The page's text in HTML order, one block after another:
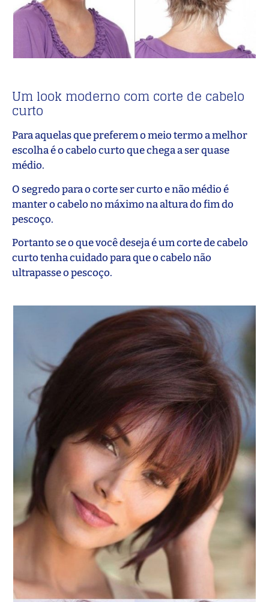
Um look moderno com corte de cabelo
curto
Para aquelas que preferem o meio termo a melhor
escolha é o cabelo curto que chega a ser quase
médio.
O segredo para o corte ser curto e não médio é
manter o cabelo no máximo na altura do fim do
pescoço.
Portanto se o que você deseja é um corte de cabelo
curto tenha cuidado para que o cabelo não
ultrapasse o pescoço.